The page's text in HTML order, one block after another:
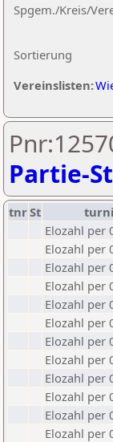
Sortierung
Spgem./Kreis/
Vereinslisten:
Partie-
tnrSt
Elozahl per
Elozahl per
Elozahl per
Elozahl per
Elozahl per
Elozahl per
Elozahl per
Elozahl per
Elozahl per
Elozahl per
Elozahl per
Elozahl per